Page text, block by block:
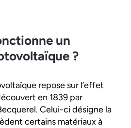
un
?
repose sur l’effet
en 1839 par
Celui-ci désigne la
certains matériaux à